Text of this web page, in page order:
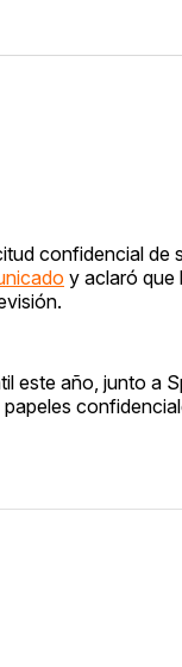
confidencial de
y aclaró que
este año, junto a